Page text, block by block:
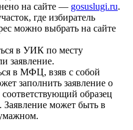
на сайте — gosuslugi.ru.
где избиратель
можно выбрать на сайте
в УИК по месту
заявление.
в МФЦ, взяв с собой
заполнить заявление о
образец
Заявление может быть в